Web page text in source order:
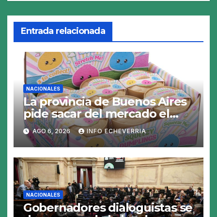
Entrada relacionada
NACIONALES
La provincia de Buenos Aires
pide sacar del mercado el
«Squeezy Dumpling», un
juguete «tóxico»
AGO 6, 2026 INFO ECHEVERRIA
NACIONALES
Gobernadores dialoguistas se